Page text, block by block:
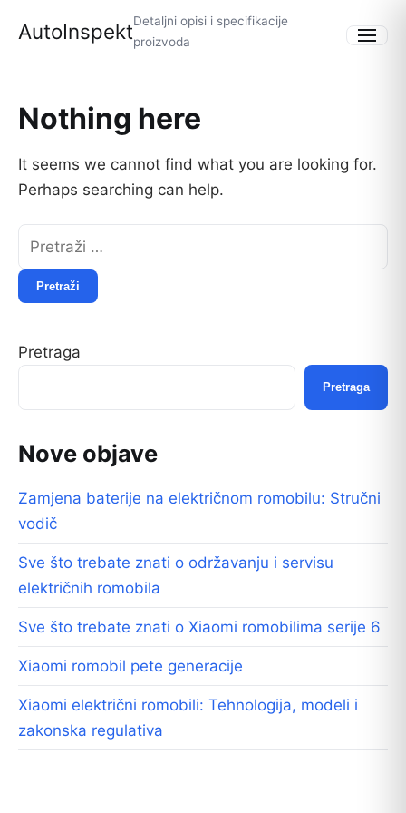
AutoInspektDetaljni opisi i specifikacije
proizvoda
Menu
Nothing here
It seems we cannot find what you are looking for.
Perhaps searching can help.
Pretraga
Pretraga
Nove objave
Zamjena baterije na električnom romobilu: Stručni
vodič
Sve što trebate znati o održavanju i servisu
električnih romobila
Sve što trebate znati o Xiaomi romobilima serije 6
Xiaomi romobil pete generacije
Xiaomi električni romobili: Tehnologija, modeli i
zakonska regulativa